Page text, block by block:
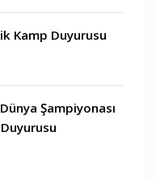
Kamp Duyurusu
Şampiyonası
Duyurusu